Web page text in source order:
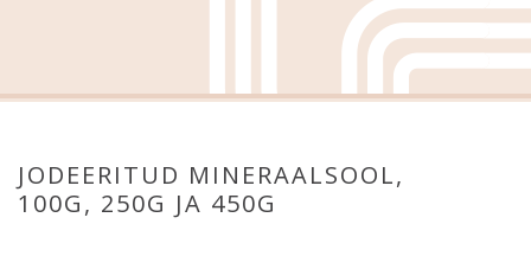
JODEERITUD MINERAALSOOL,
100G, 250G JA 450G